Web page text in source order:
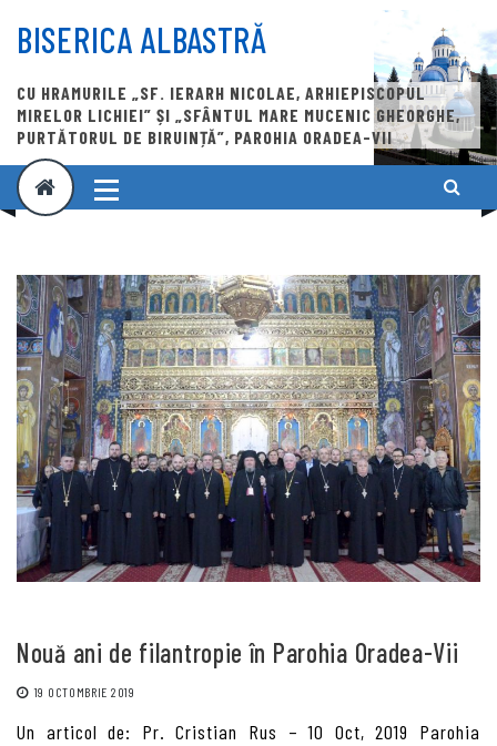
content
BISERICA ALBASTRĂ
CU HRAMURILE „SF. IERARH NICOLAE, ARHIEPISCOPUL
MIRELOR LICHIEI” ȘI „SFÂNTUL MARE MUCENIC GHEORGHE,
PURTĂTORUL DE BIRUINȚĂ”, PAROHIA ORADEA-VII
Nouă ani de filantropie în Parohia Oradea-Vii
19 OCTOMBRIE 2019
Un articol de: Pr. Cristian Rus – 10 Oct, 2019 Parohia